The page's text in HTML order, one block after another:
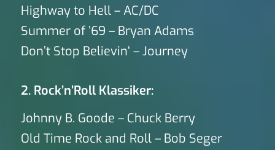
Highway to Hell – AC/DC
Summer of ’69 – Bryan Adams
Don’t Stop Believin‘ – Journey
2. Rock’n’Roll Klassiker:
Johnny B. Goode – Chuck Berry
Old Time Rock and Roll – Bob Seger